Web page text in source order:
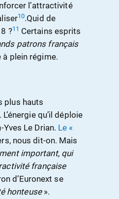
l’attractivité
10.Quid de
?11 Certains esprits
patrons français
à plein régime.
plus hauts
qu’il déploie
Le Drian. Le «
nous dit-on. Mais
important, qui
française
d’Euronext se
honteuse».